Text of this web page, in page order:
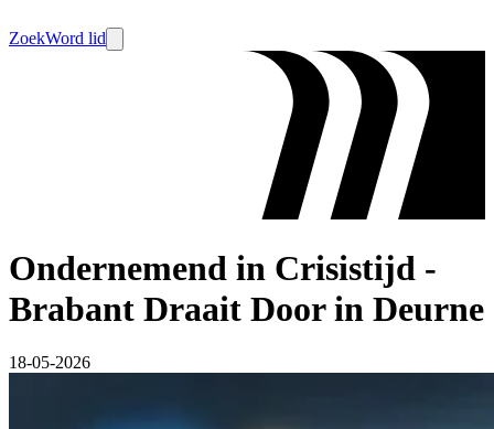
ZoekWord lid
Ondernemend in Crisistijd -
Brabant Draait Door in Deurne
18-05-2026